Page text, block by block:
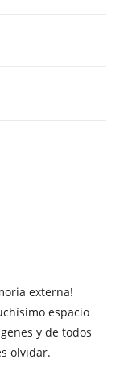
externa!
espacio
y de todos
olvidar.